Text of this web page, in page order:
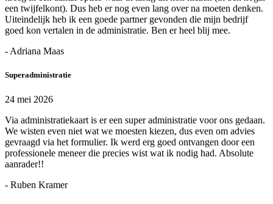
een twijfelkont). Dus heb er nog even lang over na moeten denken.
Uiteindelijk heb ik een goede partner gevonden die mijn bedrijf
goed kon vertalen in de administratie. Ben er heel blij mee.
- Adriana Maas
Superadministratie
24 mei 2026
Via administratiekaart is er een super administratie voor ons gedaan.
We wisten even niet wat we moesten kiezen, dus even om advies
gevraagd via het formulier. Ik werd erg goed ontvangen door een
professionele meneer die precies wist wat ik nodig had. Absolute
aanrader!!
- Ruben Kramer